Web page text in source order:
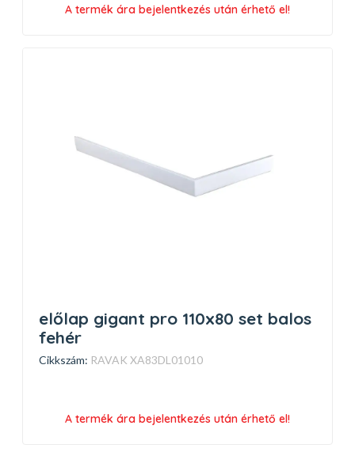
A termék ára bejelentkezés után érhető el!
előlap gigant pro 110x80 set balos
fehér
Cikkszám: RAVAK XA83DL01010
A termék ára bejelentkezés után érhető el!